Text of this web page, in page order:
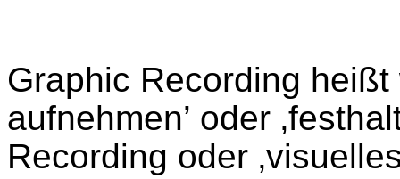
Graphic Recording
aufnehmen’ oder
Recording oder